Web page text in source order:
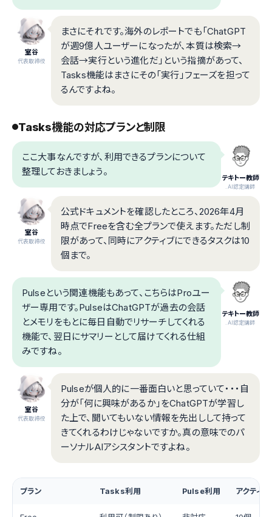
室谷
代表取締役
まさにそれです。海外のレポートでも「ChatGPT
が週9億人ユーザーになったが、本質は検索→
会話→実行という進化だ」という指摘があって、
Tasks機能はまさにその「実行」フェーズを担って
るんですよね。
Tasks機能の対応プランと制限
テキトー教師
.AI認定講師
ここ大事なんですが、利用できるプランについて
整理しておきましょう。
室谷
代表取締役
公式ドキュメントを確認したところ、2026年4月
時点でFreeを含む全プランで使えます。ただし制
限があって、同時にアクティブにできるタスクは10
個まで。
テキトー教師
.AI認定講師
Pulseという関連機能もあって、こちらはProユー
ザー専用です。PulseはChatGPTが過去の会話
とメモリをもとに毎日自動でリサーチしてくれる
機能で、翌日にサマリーとして届けてくれる仕組
みですね。
室谷
代表取締役
Pulseが個人的に一番面白いと思っていて・・・自
分が「何に興味があるか」をChatGPTが学習し
た上で、聞いてもいない情報を先出しして持って
きてくれるわけじゃないですか。真の意味でのパ
ーソナルAIアシスタントですよね。
プラン Tasks利用 Pulse利用 アクティ